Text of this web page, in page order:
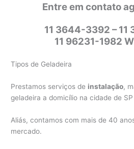
Entre em contato
11 3644-3392 –
11 96231-1982
Tipos de Geladeira
Prestamos serviços de instalação,
geladeira a domicílio na cidade de
Aliás, contamos com mais de 40
mercado.